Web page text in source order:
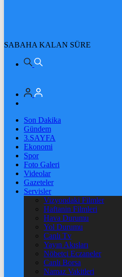
SABAHA KALAN SÜRE
Son Dakika
Gündem
3.SAYFA
Ekonomi
Spor
Foto Galeri
Videolar
Gazeteler
Servisler
Vizyondaki Filmler
Haftanin Filmleri
Hava Durumu
Yol Durumu
Canlı Tv
Yayın Akışları
Nöbetçi Eczaneler
Canlı Borsa
Namaz Vakitleri